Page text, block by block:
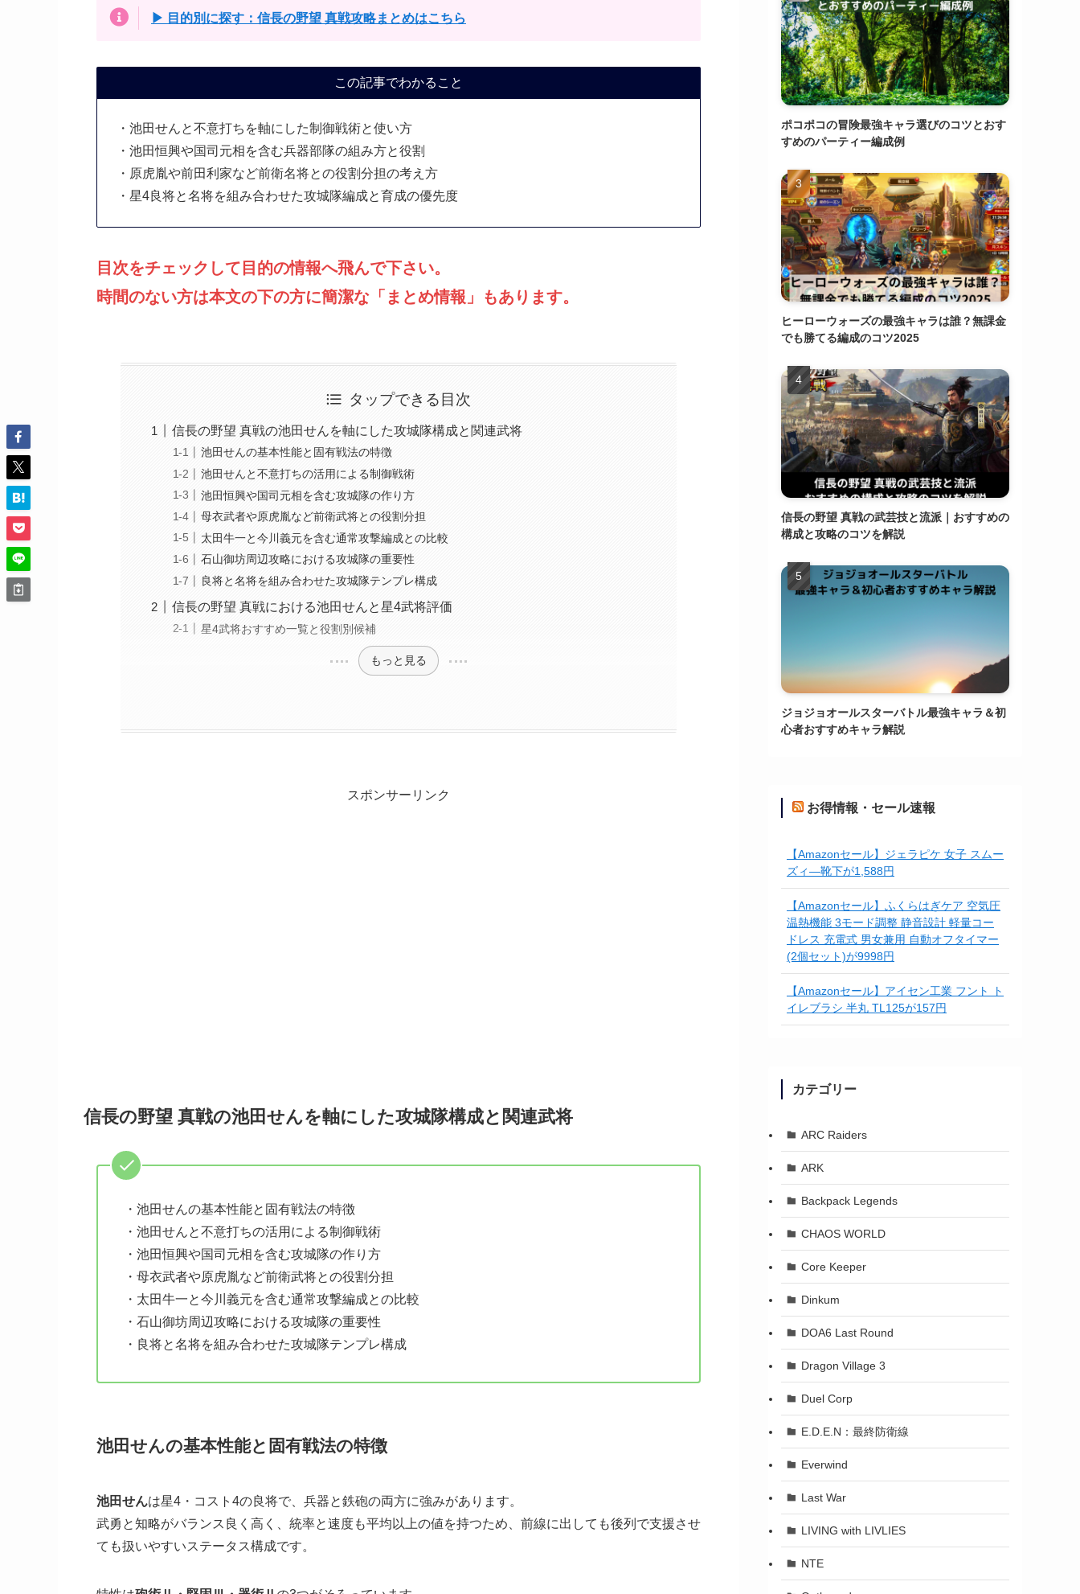
▶ 目的別に探す：信長の野望 真戦攻略まとめはこちら
この記事でわかること
・池田せんと不意打ちを軸にした制御戦術と使い方
・池田恒興や国司元相を含む兵器部隊の組み方と役割
・原虎胤や前田利家など前衛名将との役割分担の考え方
・星4良将と名将を組み合わせた攻城隊編成と育成の優先度
目次をチェックして目的の情報へ飛んで下さい。
時間のない方は本文の下の方に簡潔な「まとめ情報」もあります。
タップできる目次
信長の野望 真戦の池田せんを軸にした攻城隊構成と関連武将
池田せんの基本性能と固有戦法の特徴
池田せんと不意打ちの活用による制御戦術
池田恒興や国司元相を含む攻城隊の作り方
母衣武者や原虎胤など前衛武将との役割分担
太田牛一と今川義元を含む通常攻撃編成との比較
石山御坊周辺攻略における攻城隊の重要性
良将と名将を組み合わせた攻城隊テンプレ構成
信長の野望 真戦における池田せんと星4武将評価
星4武将おすすめ一覧と役割別候補
もっと見る
スポンサーリンク
信長の野望 真戦の池田せんを軸にした攻城隊構成と関連武将
・池田せんの基本性能と固有戦法の特徴
・池田せんと不意打ちの活用による制御戦術
・池田恒興や国司元相を含む攻城隊の作り方
・母衣武者や原虎胤など前衛武将との役割分担
・太田牛一と今川義元を含む通常攻撃編成との比較
・石山御坊周辺攻略における攻城隊の重要性
・良将と名将を組み合わせた攻城隊テンプレ構成
池田せんの基本性能と固有戦法の特徴
池田せんは星4・コスト4の良将で、兵器と鉄砲の両方に強みがあります。
武勇と知略がバランス良く高く、統率と速度も平均以上の値を持つため、前線に出しても後列で支援させ
ても扱いやすいステータス構成です。
ポコポコの冒険最強キャラ選びのコツとおす
すめのパーティー編成例
ヒーローウォーズの最強キャラは誰？無課金
でも勝てる編成のコツ2025
信長の野望 真戦の武芸技と流派｜おすすめの
構成と攻略のコツを解説
ジョジョオールスターバトル最強キャラ＆初
心者おすすめキャラ解説
お得情報・セール速報
【Amazonセール】ジェラピケ 女子 スムー
ズィ―靴下が1,588円
【Amazonセール】ふくらはぎケア 空気圧
温熱機能 3モード調整 静音設計 軽量コー
ドレス 充電式 男女兼用 自動オフタイマー
(2個セット)が9998円
【Amazonセール】アイセン工業 フント ト
イレブラシ 半丸 TL125が157円
カテゴリー
ARC Raiders
ARK
Backpack Legends
CHAOS WORLD
Core Keeper
Dinkum
DOA6 Last Round
Dragon Village 3
Duel Corp
E.D.E.N：最終防衛線
Everwind
Last War
LIVING with LIVLIES
NTE